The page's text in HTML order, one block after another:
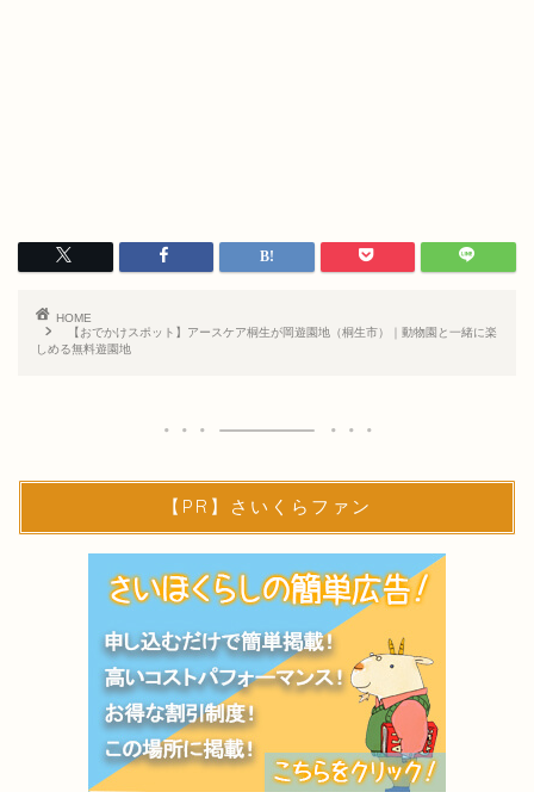
HOME
【おでかけスポット】アースケア桐生が岡遊園地（桐生市）｜動物園と一緒に楽
しめる無料遊園地
【PR】さいくらファン